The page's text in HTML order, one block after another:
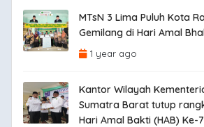
MTsN 3 Lima Puluh Kota
Gemilang di Hari Amal
1 year ago
Kantor Wilayah
Sumatra Barat tutup
Hari Amal Bakti (HAB) Ke-